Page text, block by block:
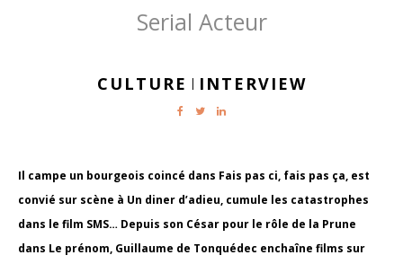
Serial Acteur
CULTURE | INTERVIEW
Il campe un bourgeois coincé dans Fais pas ci, fais pas ça, est
convié sur scène à Un diner d’adieu, cumule les catastrophes
dans le film SMS… Depuis son César pour le rôle de la Prune
dans Le prénom, Guillaume de Tonquédec enchaîne films sur